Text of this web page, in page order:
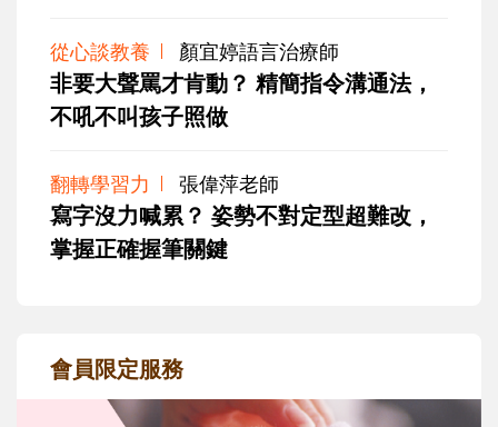
從心談教養 顏宜婷語言治療師
非要大聲罵才肯動？ 精簡指令溝通法，
不吼不叫孩子照做
翻轉學習力 張偉萍老師
寫字沒力喊累？ 姿勢不對定型超難改，
掌握正確握筆關鍵
會員限定服務